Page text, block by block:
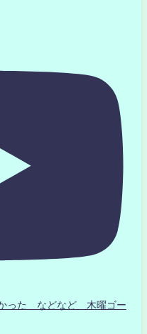
った などなど 木曜ゴー